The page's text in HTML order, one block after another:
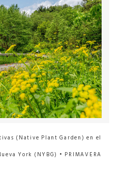
(Native Plant Garden) en el
York (NYBG) • PRIMAVERA